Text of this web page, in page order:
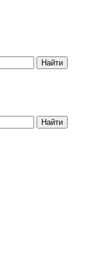
Найти
Найти